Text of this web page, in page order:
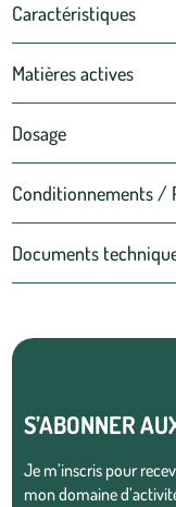
Caractéristiques
Matières actives
Dosage
Conditionnements /
Documents
S’ABONNER
Je m’inscris pour
mon domaine